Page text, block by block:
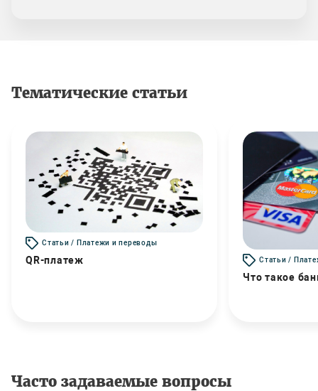
Тематические статьи
Статьи / Платежи и переводы
QR-платеж Статьи /
Что такое
Часто задаваемые вопросы